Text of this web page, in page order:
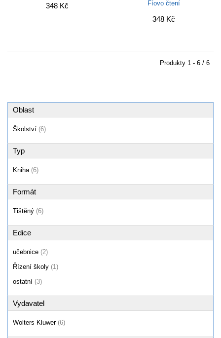
348 Kč Fíovo čtení
348 Kč
Produkty 1 - 6 / 6
Oblast
Školství (6)
Typ
Kniha (6)
Formát
Tištěný (6)
Edice
učebnice (2)
Řízení školy (1)
ostatní (3)
Vydavatel
Wolters Kluwer (6)